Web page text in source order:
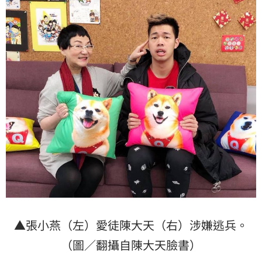
▲張小燕（左）愛徒陳大天（右）涉嫌逃兵。
（圖／翻攝自陳大天臉書）